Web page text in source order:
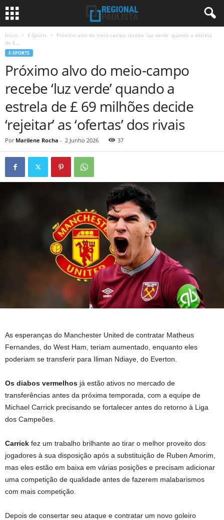
Início E-Sports
Próximo alvo do meio-campo recebe ‘luz verde’ quando a estrela
de £...
E-SPORTS
Próximo alvo do meio-campo
recebe ‘luz verde’ quando a
estrela de £ 69 milhões decide
‘rejeitar’ as ‘ofertas’ dos rivais
Por Marilene Rocha - 2 Junho 2026 37
As esperanças do Manchester United de contratar Matheus
Fernandes, do West Ham, teriam aumentado, enquanto eles
poderiam se transferir para Iliman Ndiaye, do Everton.
Os diabos vermelhos já estão ativos no mercado de
transferências antes da próxima temporada, com a equipe de
Michael Carrick precisando se fortalecer antes do retorno à Liga
dos Campeões.
Carrick fez um trabalho brilhante ao tirar o melhor proveito dos
jogadores à sua disposição após a substituição de Ruben Amorim,
mas eles estão em baixa em várias posições e precisam adicionar
uma competição de qualidade antes de fazerem malabarismos
com mais competição.
Depois de consertar seu ataque e contratar um novo goleiro